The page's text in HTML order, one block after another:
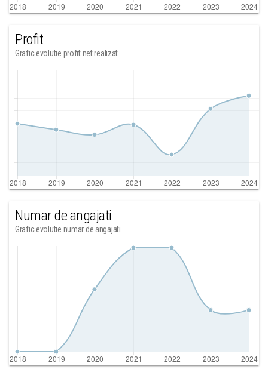
Profit
Grafic evolutie profit net realizat
Numar de angajati
Grafic evolutie numar de angajati